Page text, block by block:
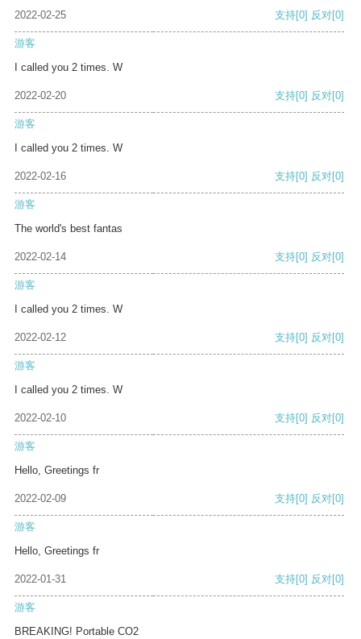
2022-02-25 支持[0] 反对[0]
游客
I called you 2 times. W
2022-02-20 支持[0] 反对[0]
游客
I called you 2 times. W
2022-02-16 支持[0] 反对[0]
游客
The world's best fantas
2022-02-14 支持[0] 反对[0]
游客
I called you 2 times. W
2022-02-12 支持[0] 反对[0]
游客
I called you 2 times. W
2022-02-10 支持[0] 反对[0]
游客
Hello, Greetings fr
2022-02-09 支持[0] 反对[0]
游客
Hello, Greetings fr
2022-01-31 支持[0] 反对[0]
游客
BREAKING! Portable CO2